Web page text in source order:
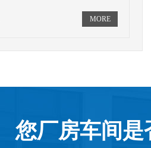
您厂房车间